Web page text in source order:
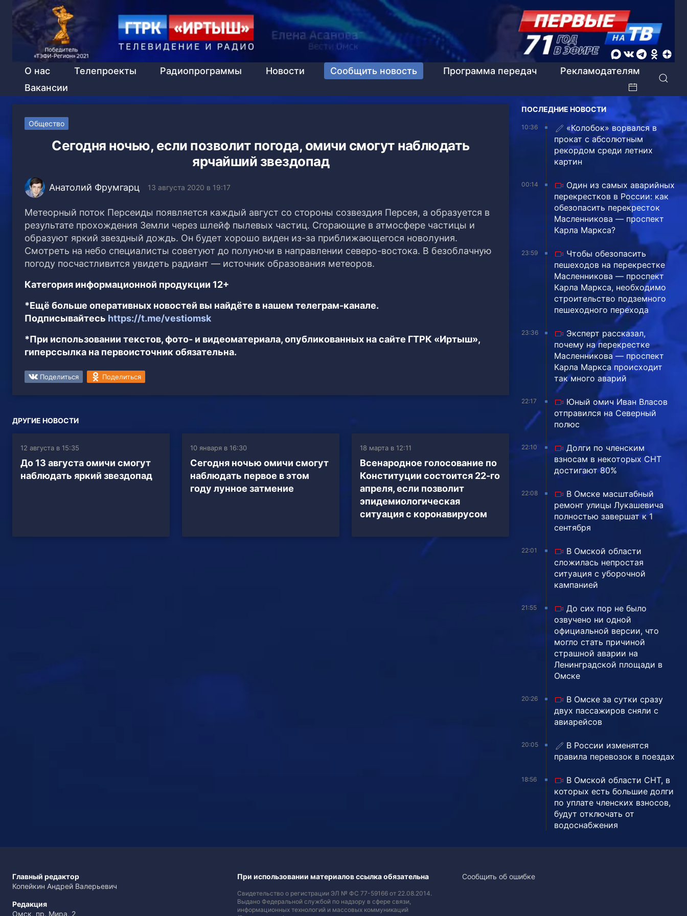
О нас Телепроекты Радиопрограммы Новости Сообщить новость Программа передач
Рекламодателям
Вакансии
Общество
Сегодня ночью, если позволит погода, омичи смогут наблюдать
ярчайший звездопад
Анатолий Фрумгарц 13 августа 2020 в 19:17
Метеорный поток Персеиды появляется каждый август со стороны созвездия Персея, а образуется в
результате прохождения Земли через шлейф пылевых частиц. Сгорающие в атмосфере частицы и
образуют яркий звездный дождь. Он будет хорошо виден из-за приближающегося новолуния.
Смотреть на небо специалисты советуют до полуночи в направлении северо-востока. В безоблачную
погоду посчастливится увидеть радиант — источник образования метеоров.
Категория информационной продукции 12+
*Ещё больше оперативных новостей вы найдёте в нашем телеграм-канале.
Подписывайтесь https://t.me/vestiomsk
*При использовании текстов, фото- и видеоматериала, опубликованных на сайте ГТРК «Иртыш»,
гиперссылка на первоисточник обязательна.
Поделиться Поделиться
ДРУГИЕ НОВОСТИ
12 августа в 15:35
До 13 августа омичи смогут
наблюдать яркий звездопад
10 января в 16:30
Сегодня ночью омичи смогут
наблюдать первое в этом
году лунное затмение
18 марта в 12:11
Всенародное голосование по
Конституции состоится 22-го
апреля, если позволит
эпидемиологическая
ситуация с коронавирусом
ПОСЛЕДНИЕ НОВОСТИ
10:36
«Колобок» ворвался в
прокат с абсолютным
рекордом среди летних
картин
00:14
Один из самых аварийных
перекрестков в России: как
обезопасить перекресток
Масленникова — проспект
Карла Маркса?
23:59
Чтобы обезопасить
пешеходов на перекрестке
Масленникова — проспект
Карла Маркса, необходимо
строительство подземного
пешеходного перехода
23:36
Эксперт рассказал,
почему на перекрестке
Масленникова — проспект
Карла Маркса происходит
так много аварий
22:17
Юный омич Иван Власов
отправился на Северный
полюс
22:10
Долги по членским
взносам в некоторых СНТ
достигают 80%
22:08
В Омске масштабный
ремонт улицы Лукашевича
полностью завершат к 1
сентября
22:01
В Омской области
сложилась непростая
ситуация с уборочной
кампанией
21:55
До сих пор не было
озвучено ни одной
официальной версии, что
могло стать причиной
страшной аварии на
Ленинградской площади в
Омске
20:26
В Омске за сутки сразу
двух пассажиров сняли с
авиарейсов
20:05
В России изменятся
правила перевозок в поездах
18:56
В Омской области СНТ, в
которых есть большие долги
по уплате членских взносов,
будут отключать от
водоснабжения
Главный редактор
Копейкин Андрей Валерьевич
Редакция
Омск, пр. Мира, 2
При использовании материалов ссылка обязательна
Свидетельство о регистрации ЭЛ № ФС 77-59166 от 22.08.2014.
Выдано Федеральной службой по надзору в сфере связи,
информационных технологий и массовых коммуникаций
Сообщить об ошибке